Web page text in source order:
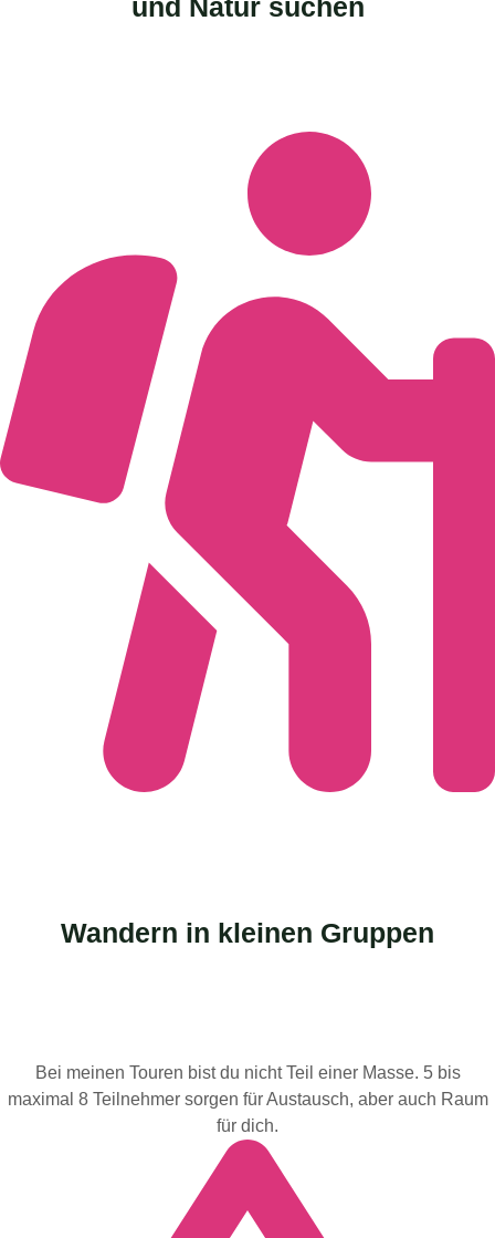
und Natur suchen
Wandern in kleinen Gruppen
Bei meinen Touren bist du nicht Teil einer Masse. 5 bis
maximal 8 Teilnehmer sorgen für Austausch, aber auch Raum
für dich.